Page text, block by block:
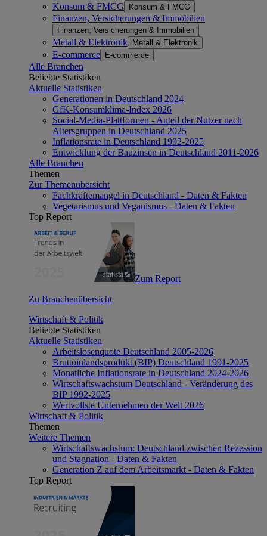
Konsum & FMCG Konsum & FMCG
Finanzen, Versicherungen & Immobilien
Finanzen, Versicherungen & Immobilien
Metall & Elektronik Metall & Elektronik
E-commerce E-commerce
Alle Branchen
Beliebte Statistiken
Aktuelle Statistiken
Generationen in Deutschland 2024
GfK-Konsumklima-Index 2026
Social-Media-Plattformen - Anteil der Nutzer nach
Altersgruppen in Deutschland 2025
Inflationsrate in Deutschland 1992-2025
Entwicklung der Bauzinsen in Deutschland 2011-2026
Alle Branchen
Themen
Zur Themenübersicht
Fachkräftemangel in Deutschland - Daten & Fakten
Vegetarismus und Veganismus - Daten & Fakten
Top Report
Zum Report
Zu Branchenübersicht
Wirtschaft & Politik
Beliebte Statistiken
Aktuelle Statistiken
Arbeitslosenquote Deutschland 2005-2026
Bruttoinlandsprodukt (BIP) Deutschland 1991-2025
Monatliche Inflationsrate in Deutschland 2024-2026
Wirtschaftswachstum Deutschland - Veränderung des
BIP 1992-2025
Wertvollste Unternehmen der Welt 2026
Wirtschaft & Politik
Themen
Weitere Themen
Wirtschaftswachstum: Deutschland zwischen Rezession
und Stagnation - Daten & Fakten
Generation Z auf dem Arbeitsmarkt - Daten & Fakten
Top Report